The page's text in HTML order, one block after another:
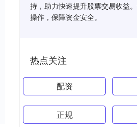
持，助力快速提升股票交易收益
操作，保障资金安全。
热点关注
配资
正规